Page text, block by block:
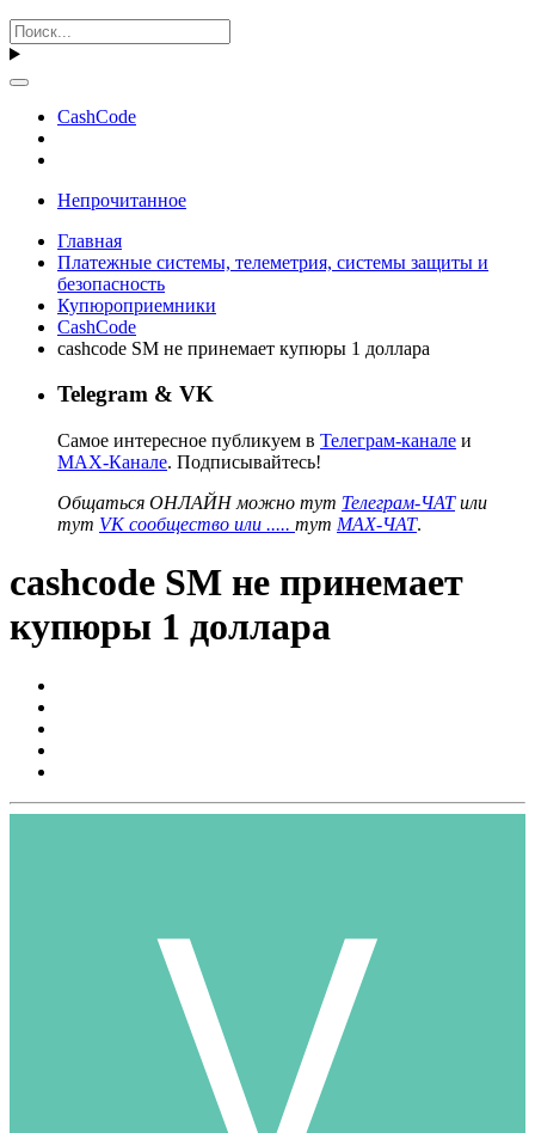
CashCode
Непрочитанное
Главная
Платежные системы, телеметрия, системы защиты и
безопасность
Купюроприемники
CashCode
cashcode SM не принемает купюры 1 доллара
Telegram & VK
Самое интересное публикуем в Телеграм-канале и
MAX-Канале. Подписывайтесь!
Общаться ОНЛАЙН можно тут Телеграм-ЧАТили
тут VK сообщество или ..... тут MAX-ЧАТ.
cashcode SM не принемает
купюры 1 доллара